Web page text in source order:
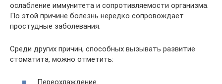
ослабление иммунитета и сопротивляемости организма.
По этой причине болезнь нередко сопровождает
простудные заболевания.
Среди других причин, способных вызывать развитие
стоматита, можно отметить:
Переохлаждение.